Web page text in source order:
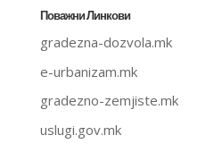
Поважни Линкови
gradezna-dozvola.mk
e-urbanizam.mk
gradezno-zemjiste.mk
uslugi.gov.mk